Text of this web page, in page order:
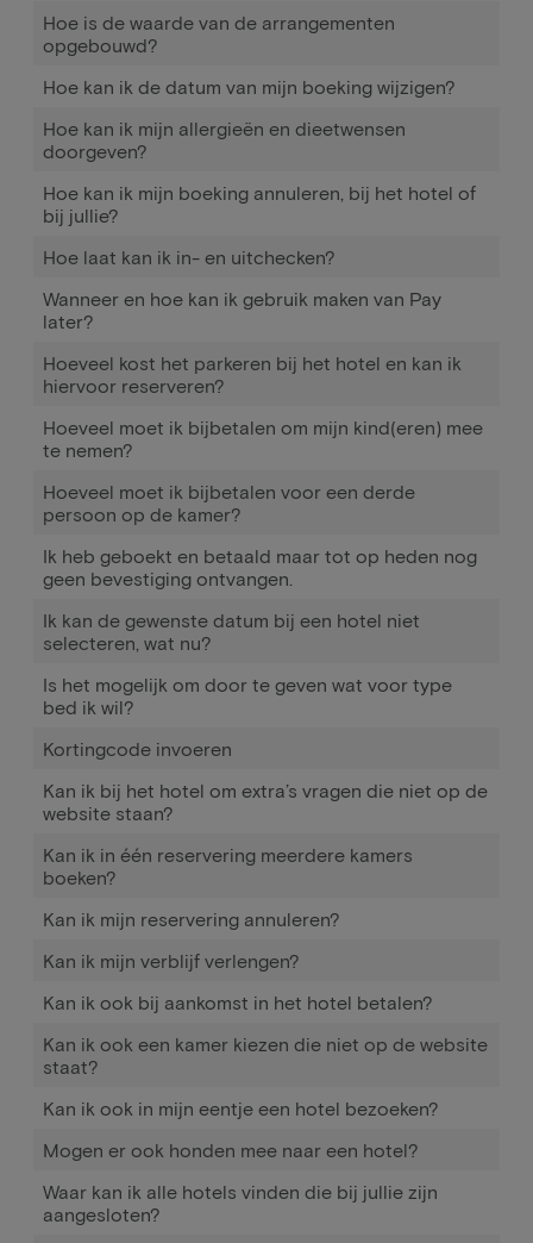
Hoe is de waarde van de arrangementen
opgebouwd?
Hoe kan ik de datum van mijn boeking wijzigen?
Hoe kan ik mijn allergieën en dieetwensen
doorgeven?
Hoe kan ik mijn boeking annuleren, bij het hotel of
bij jullie?
Hoe laat kan ik in- en uitchecken?
Wanneer en hoe kan ik gebruik maken van Pay
later?
Hoeveel kost het parkeren bij het hotel en kan ik
hiervoor reserveren?
Hoeveel moet ik bijbetalen om mijn kind(eren) mee
te nemen?
Hoeveel moet ik bijbetalen voor een derde
persoon op de kamer?
Ik heb geboekt en betaald maar tot op heden nog
geen bevestiging ontvangen.
Ik kan de gewenste datum bij een hotel niet
selecteren, wat nu?
Is het mogelijk om door te geven wat voor type
bed ik wil?
Kortingcode invoeren
Kan ik bij het hotel om extra’s vragen die niet op de
website staan?
Kan ik in één reservering meerdere kamers
boeken?
Kan ik mijn reservering annuleren?
Kan ik mijn verblijf verlengen?
Kan ik ook bij aankomst in het hotel betalen?
Kan ik ook een kamer kiezen die niet op de website
staat?
Kan ik ook in mijn eentje een hotel bezoeken?
Mogen er ook honden mee naar een hotel?
Waar kan ik alle hotels vinden die bij jullie zijn
aangesloten?